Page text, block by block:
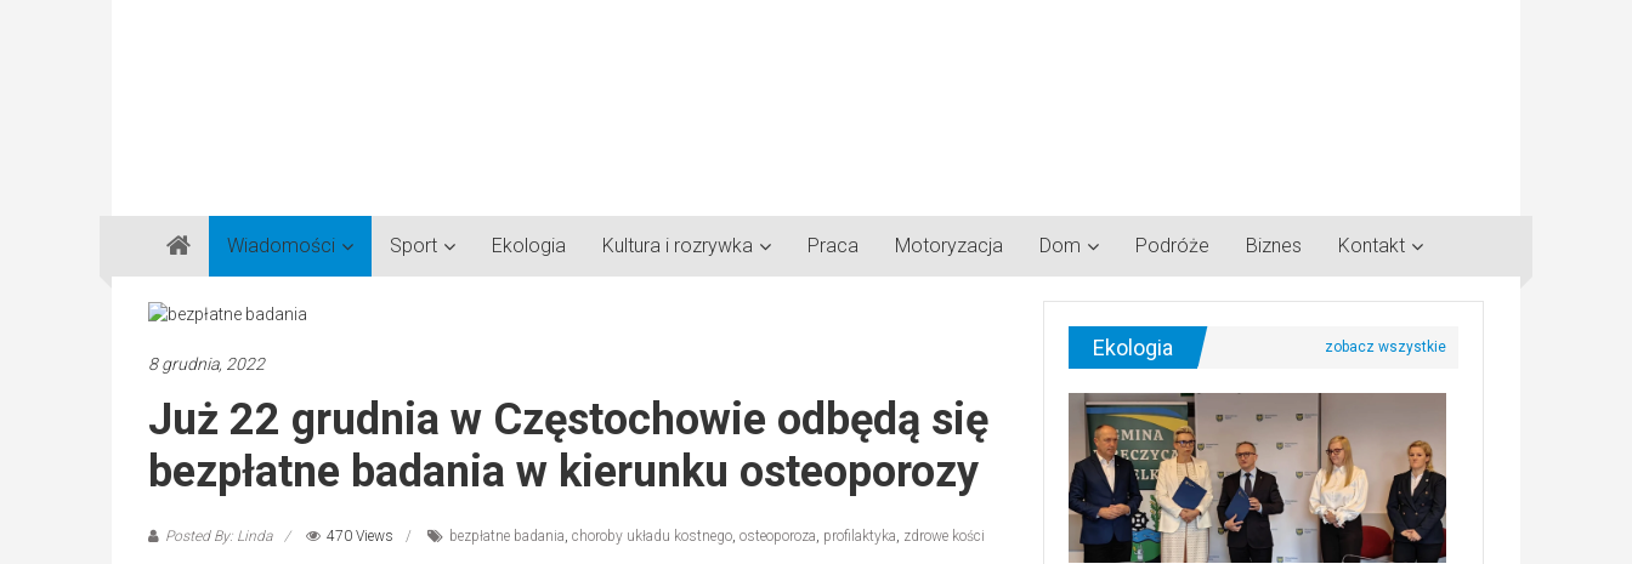
Gazeta
Regionalna
Częstochowa,
Lubliniec,
Wiadomości Sport Ekologia Kultura i rozrywka Praca Motoryzacja Dom Podróże Biznes Kontakt
8 grudnia, 2022
Już 22 grudnia w Częstochowie odbędą się
bezpłatne badania w kierunku osteoporozy
Posted By: Linda 470 Views bezpłatne badania, choroby układu kostnego, osteoporoza, profilaktyka, zdrowe kości
Ekologia